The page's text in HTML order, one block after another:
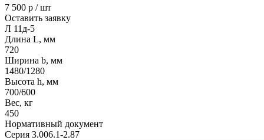
7 500 р / шт
Оставить заявку
Л 11д-5
Длина L, мм
720
Ширина b, мм
1480/1280
Высота h, мм
700/600
Вес, кг
450
Нормативный документ
Серия 3.006.1-2.87